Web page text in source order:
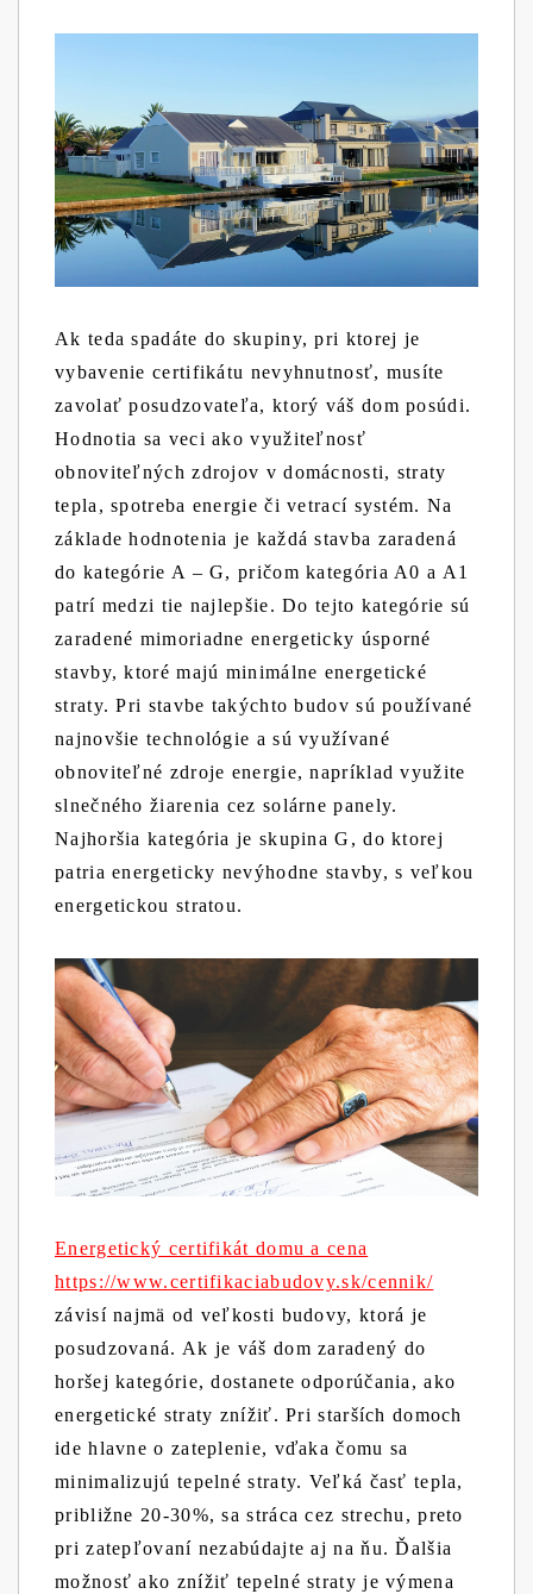
Ak teda spadáte do skupiny, pri ktorej je
vybavenie certifikátu nevyhnutnosť, musíte
zavolať posudzovateľa, ktorý váš dom posúdi.
Hodnotia sa veci ako využiteľnosť
obnoviteľných zdrojov v domácnosti, straty
tepla, spotreba energie či vetrací systém. Na
základe hodnotenia je každá stavba zaradená
do kategórie A – G, pričom kategória A0 a A1
patrí medzi tie najlepšie. Do tejto kategórie sú
zaradené mimoriadne energeticky úsporné
stavby, ktoré majú minimálne energetické
straty. Pri stavbe takýchto budov sú používané
najnovšie technológie a sú využívané
obnoviteľné zdroje energie, napríklad využite
slnečného žiarenia cez solárne panely.
Najhoršia kategória je skupina G, do ktorej
patria energeticky nevýhodne stavby, s veľkou
energetickou stratou.
Energetický certifikát domu a cena
https://www.certifikaciabudovy.sk/cennik/
závisí najmä od veľkosti budovy, ktorá je
posudzovaná. Ak je váš dom zaradený do
horšej kategórie, dostanete odporúčania, ako
energetické straty znížiť. Pri starších domoch
ide hlavne o zateplenie, vďaka čomu sa
minimalizujú tepelné straty. Veľká časť tepla,
približne 20-30%, sa stráca cez strechu, preto
pri zatepľovaní nezabúdajte aj na ňu. Ďalšia
možnosť ako znížiť tepelné straty je výmena